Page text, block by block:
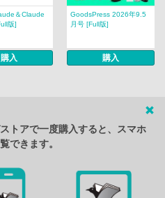
＆Claude
版]
購入
GoodsPress 2026年9.5
月号 [Full版]
購入
トアで一度購入すると、スマホ
できます。